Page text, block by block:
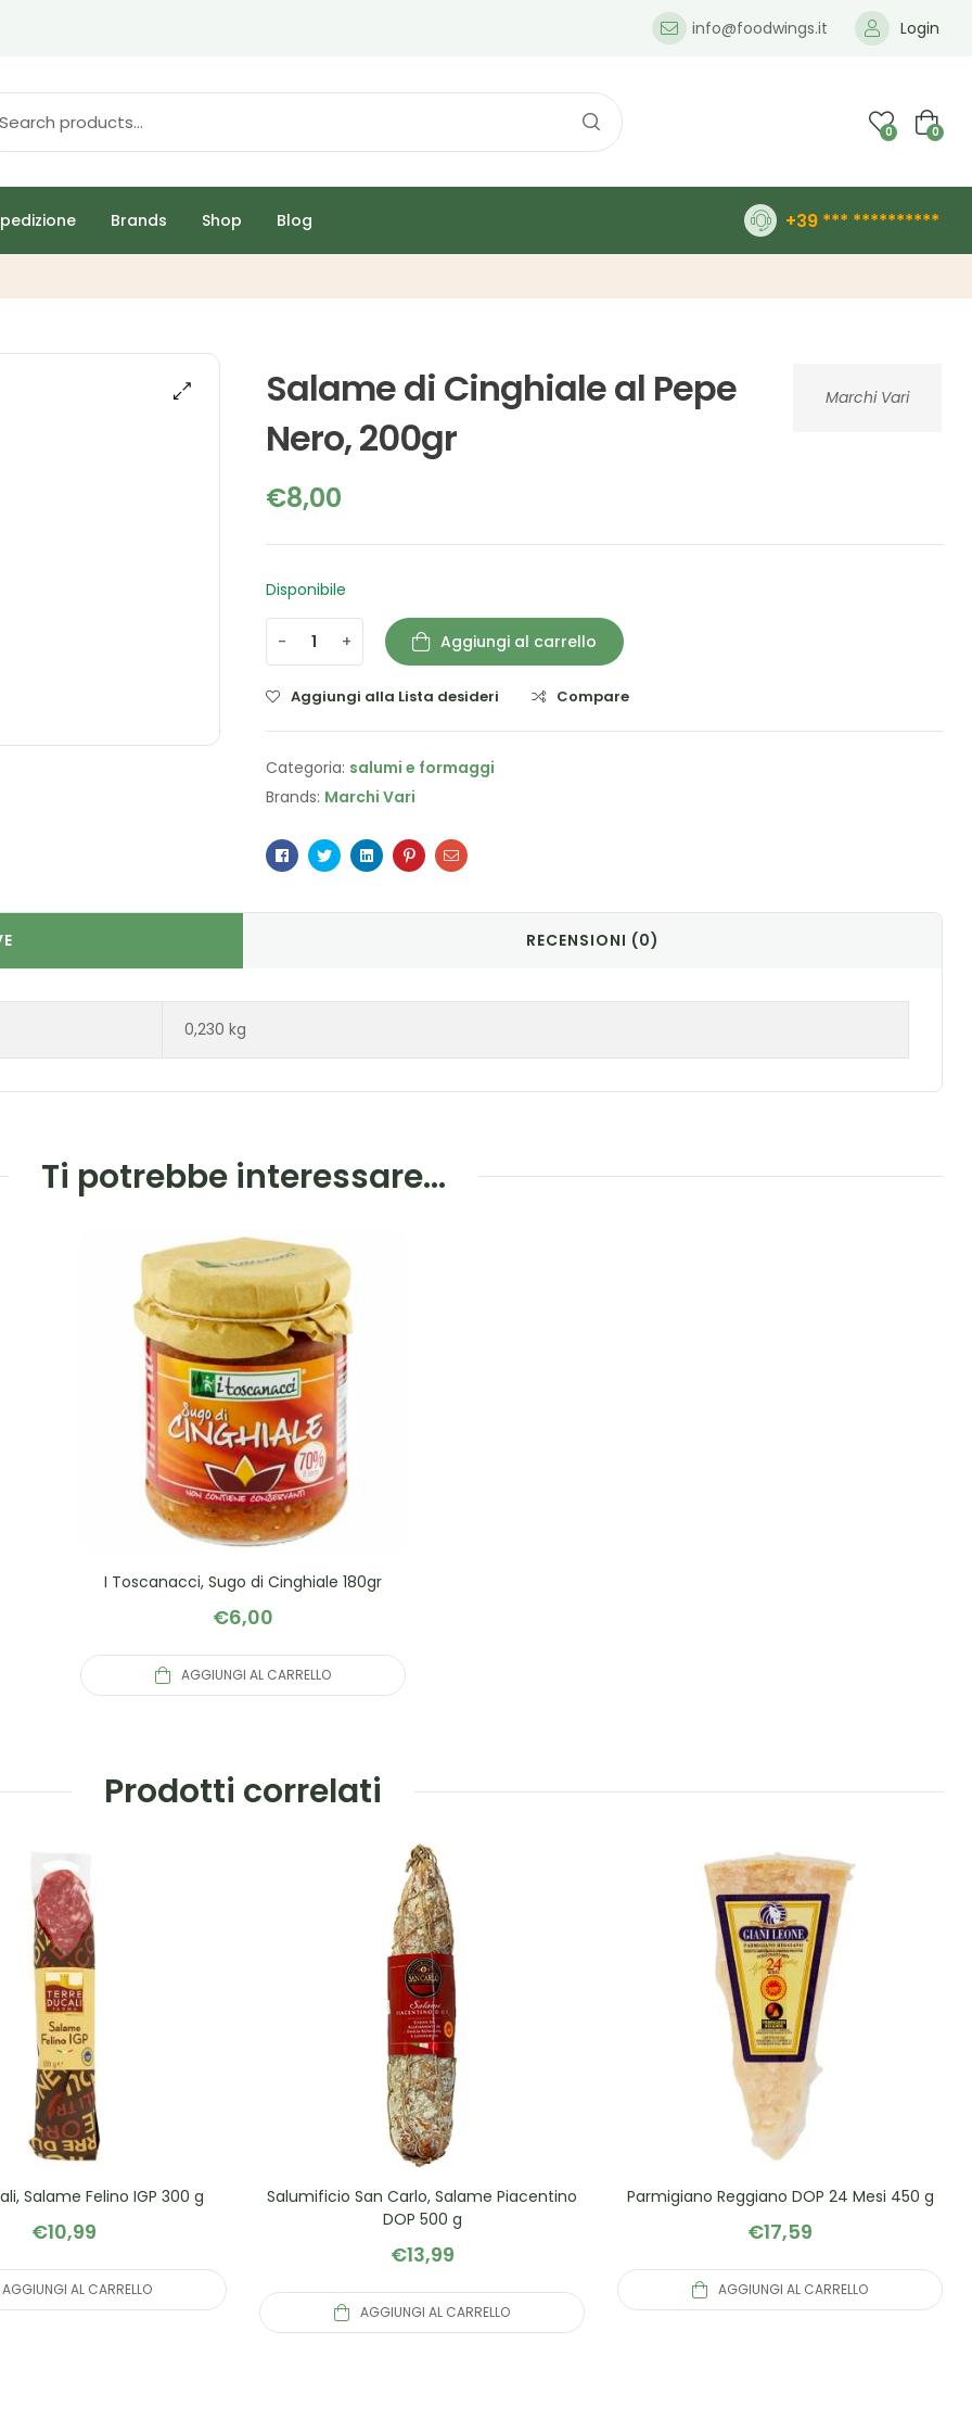
info@foodwings.it Login
0 0
Brands Shop Blog +39 *** **********
Marchi Vari
Salame di Cinghiale al Pepe
Nero, 200gr
€8,00
Disponibile
- + Aggiungi al carrello
Aggiungi alla Lista desideri Compare
Categoria: salumi e formaggi
Brands: Marchi Vari
Facebook
TwitterLinkedinPinterestEmail
RECENSIONI (0)
0,230 kg
Ti potrebbe interessare…
I Toscanacci, Sugo di Cinghiale 180gr
€6,00
AGGIUNGI AL CARRELLO
Prodotti correlati
Salame Felino IGP 300 g
€10,99
AGGIUNGI AL CARRELLO
Salumificio San Carlo, Salame Piacentino
DOP 500 g
€13,99
AGGIUNGI AL CARRELLO
Parmigiano Reggiano DOP 24 Mesi 450 g
€17,59
AGGIUNGI AL CARRELLO